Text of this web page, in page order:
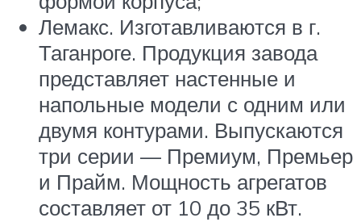
Лемакс. Изготавливаются в г.
Таганроге. Продукция завода
представляет настенные и
напольные модели с одним или
двумя контурами. Выпускаются
три серии — Премиум, Премьер
и Прайм. Мощность агрегатов
составляет от 10 до 35 кВт.